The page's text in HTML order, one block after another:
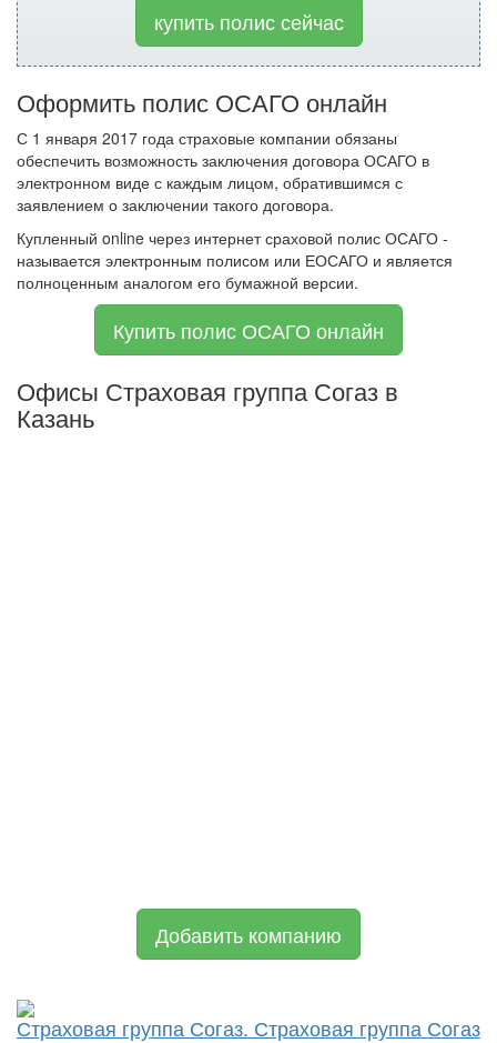
купить полис сейчас
Оформить полис ОСАГО онлайн
С 1 января 2017 года страховые компании обязаны
обеспечить возможность заключения договора ОСАГО в
электронном виде с каждым лицом, обратившимся с
заявлением о заключении такого договора.
Купленный online через интернет сраховой полис ОСАГО -
называется электронным полисом или ЕОСАГО и является
полноценным аналогом его бумажной версии.
Купить полис ОСАГО онлайн
Офисы Страховая группа Согаз в
Казань
Добавить компанию
Страховая группа Согаз. Страховая группа Согаз